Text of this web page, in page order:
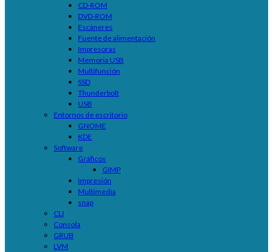
CD-ROM
DVD-ROM
Escáneres
Fuente de alimentación
Impresoras
Memoria USB
Multifunción
SSD
Thunderbolt
USB
Entornos de escritorio
GNOME
KDE
Software
Gráficos
GIMP
Impresión
Multimedia
snap
CLI
Consola
GRUB
LVM